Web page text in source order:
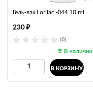
Гель-лак Lorilac -044 10 ml
(0)
230 ₽
В наличии
В КОРЗИНУ